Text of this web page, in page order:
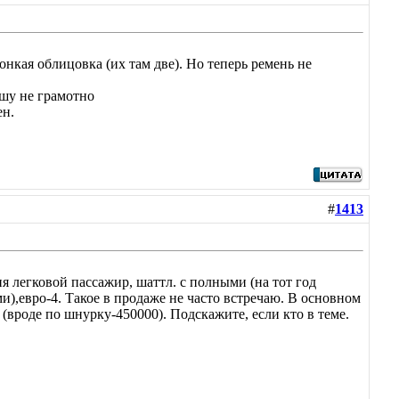
облицовка (их там две). Но теперь ремень не
не грамотно
#1413
легковой пассажир, шаттл. с полными (на тот год
4. Такое в продаже не часто встречаю. В основном
по шнурку-450000). Подскажите, если кто в теме.